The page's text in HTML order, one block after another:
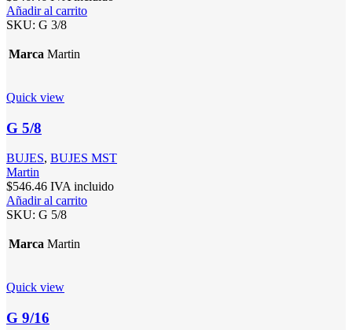
Añadir al carrito
SKU: G 3/8
Marca Martin
Quick view
G 5/8
BUJES, BUJES MST
Martin
$546.46 IVA incluido
Añadir al carrito
SKU: G 5/8
Marca Martin
Quick view
G 9/16